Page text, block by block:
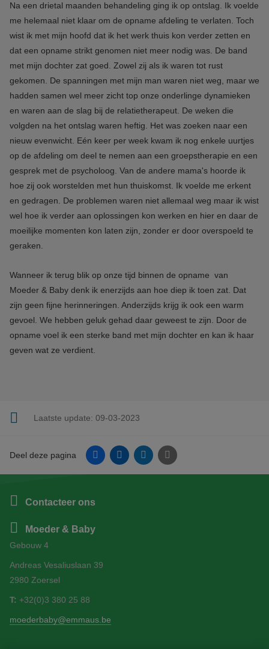
Na een drietal maanden behandeling ging ik op ontslag. Ik voelde
me helemaal niet klaar om de opname afdeling te verlaten. Toch
wist ik met mijn hoofd dat ik het werk thuis kon verder zetten en
dat een opname strikt genomen niet meer nodig was. De band
met mijn dochter zat goed. Zowel zij als ik waren tot rust
gekomen. De spanningen met mijn man waren niet weg, maar we
hadden samen wel meer zicht top onze onderlinge dynamieken
en waren aan de slag bij de relatietherapeut. De weken die
volgden na het ontslag waren heftig. Het was zoeken naar een
nieuw evenwicht. Eén keer per week kwam ik nog enkele uurtjes
op de afdeling om deel te nemen aan een groepstherapie en een
gesprek met de psycholoog. Van de andere mama's hoorde ik
hoe zij ook worstelden met hun thuiskomst. Ik voelde me erkent
en gedragen. De problemen waren niet allemaal weg maar ik wist
wel hoe ik verder aan oplossingen kon werken en hier en daar de
moeilijke momenten kon laten zijn, zonder er door overspoeld te
geraken.
Wanneer ik terug blik op onze tijd binnen de opname van
Moeder & Baby denk ik enerzijds aan hoe diep ik toen zat. Dat
zijn geen fijne herinneringen. Anderzijds krijg ik ook een warm
gevoel. We hebben geluk gehad daar geweest te zijn. Door de
opname voel ik een sterke band met mijn dochter en kan ik haar
geven wat ze verdient.
Laatste update: 09-03-2023
Deel deze pagina FacebookLinkedinTwitter E-mail
Contacteer ons
Moeder & Baby
Gebouw 4
Andreas Vesaliuslaan 39
2980 Zoersel
T: +32(0)3 380 25 88
moederbaby@emmaus.be